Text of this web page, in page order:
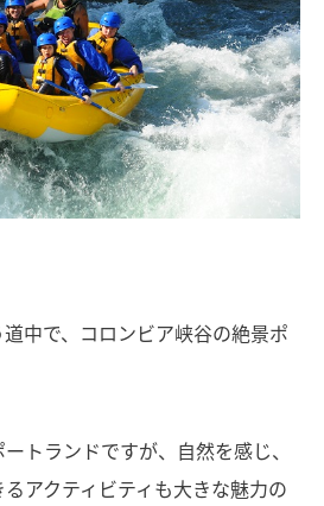
中で、コロンビア峡谷の絶景ポ
トランドですが、自然を感じ、
アクティビティも大きな魅力の